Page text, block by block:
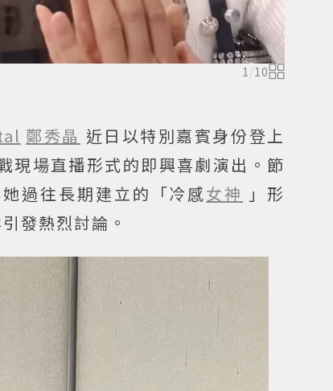
1 /10
鄭秀晶 近日以特別嘉賓身份登上
現場直播形式的即興喜劇演出。節
過往長期建立的「冷感女神 」形
發熱烈討論。